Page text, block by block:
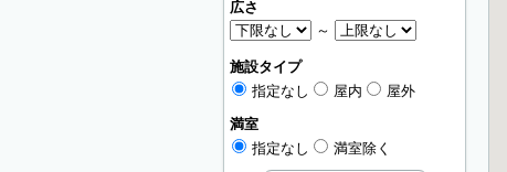
広さ
～
施設タイプ
指定なし
屋内
屋外
満室
指定なし
満室除く